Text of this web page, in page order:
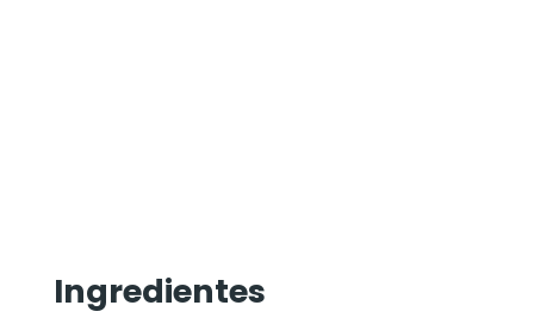
Ingredientes